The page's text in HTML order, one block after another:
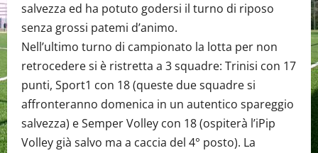
salvezza ed ha potuto godersi il turno di riposo
senza grossi patemi d’animo.
Nell’ultimo turno di campionato la lotta per non
retrocedere si è ristretta a 3 squadre: Trinisi con 17
punti, Sport1 con 18 (queste due squadre si
affronteranno domenica in un autentico spareggio
salvezza) e Semper Volley con 18 (ospiterà l’iPip
Volley già salvo ma a caccia del 4° posto). La